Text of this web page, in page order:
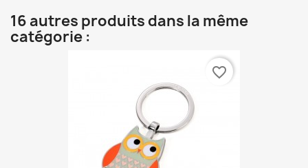
16 autres produits dans la même
catégorie :
favorite_border